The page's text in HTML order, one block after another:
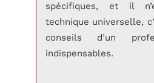
spécifiques, et il
technique universelle,
conseils d’un
indispensables.